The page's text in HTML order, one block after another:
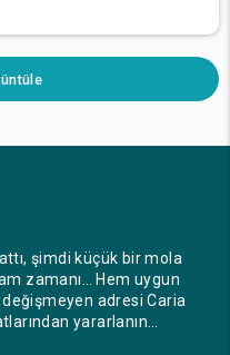
şimdi küçük bir mola
zamanı… Hem uygun
adresi Caria
yararlanın…